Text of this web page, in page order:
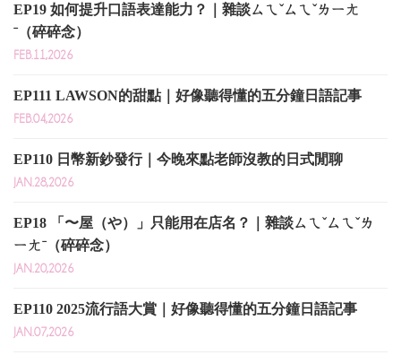
EP19 如何提升口語表達能力？｜雜談ㄙㄟˇㄙㄟˇㄌㄧㄤ
ˉ（碎碎念）
FEB.11,2026
EP111 LAWSON的甜點｜好像聽得懂的五分鐘日語記事
FEB.04,2026
EP110 日幣新鈔發行｜今晚來點老師沒教的日式閒聊
JAN.28,2026
EP18 「〜屋（や）」只能用在店名？｜雜談ㄙㄟˇㄙㄟˇㄌ
ㄧㄤˉ（碎碎念）
JAN.20,2026
EP110 2025流行語大賞｜好像聽得懂的五分鐘日語記事
JAN.07,2026